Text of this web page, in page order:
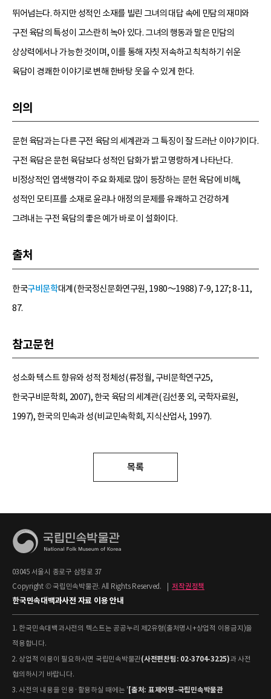
뛰어넘는다. 하지만 성적인 소재를 빌린 그녀의 대답 속에 민담의 재미와
구전 육담의 특성이 고스란히 녹아 있다. 그녀의 행동과 말은 민담의
상상력에서나 가능한 것이며, 이를 통해 자칫 저속하고 칙칙하기 쉬운
육담이 경쾌한 이야기로 변해 한바탕 웃을 수 있게 한다.
의의
문헌 육담과는 다른 구전 육담의 세계관과 그 특징이 잘 드러난 이야기이다.
구전 육담은 문헌 육담보다 성적인 담화가 밝고 명랑하게 나타난다.
비정상적인 엽색행각이 주요 화제로 많이 등장하는 문헌 육담에 비해,
성적인 모티프를 소재로 윤리나 애정의 문제를 유쾌하고 건강하게
그려내는 구전 육담의 좋은 예가 바로 이 설화이다.
출처
한국구비문학대계(한국정신문화연구원, 1980～1988) 7-9, 127; 8-11,
87.
참고문헌
성소화 텍스트 향유와 성적 정체성(류정월, 구비문학연구25,
한국구비문학회, 2007), 한국 육담의 세계관(김선풍 외, 국학자료원,
1997), 한국의 민속과 성(비교민속학회, 지식산업사, 1997).
목록
03045 서울시 종로구 삼청로 37
Copyright © 국립민속박물관. All Rights Reserved.
저작권정책
한국민속대백과사전 자료 이용 안내
1. 한국민속대백과사전의 텍스트는 공공누리 제2유형(출처명시+상업적 이용금지)을
적용합니다.
2. 상업적 이용이 필요하시면 국립민속박물관(사전편찬팀: 02-3704-3225)과 사전
협의하시기 바랍니다.
3. 사전의 내용을 인용·활용하실 때에는 ' [출처: 표제어명–국립민속박물관